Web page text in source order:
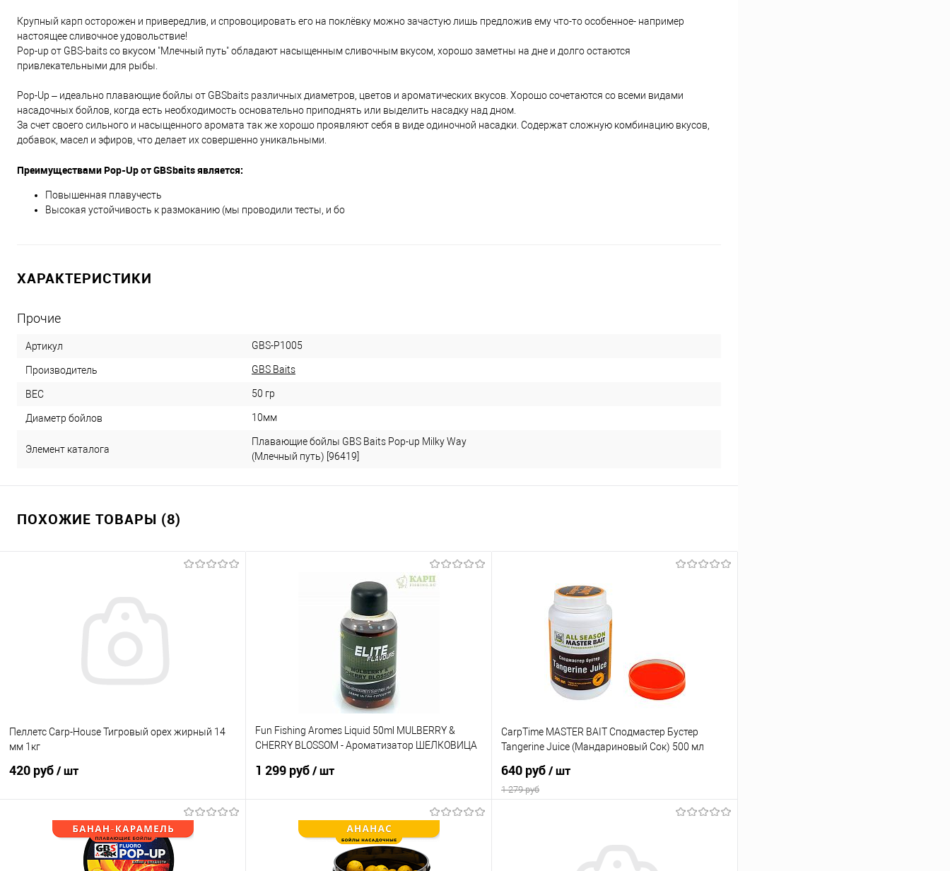
Крупный карп осторожен и привередлив, и спровоцировать его на поклёвку можно зачастую лишь предложив ему что-то особенное- например
настоящее сливочное удовольствие!
Pop-up от GBS-baits со вкусом "Млечный путь" обладают насыщенным сливочным вкусом, хорошо заметны на дне и долго остаются
привлекательными для рыбы.
Pop-Up – идеально плавающие бойлы от GBSbaits различных диаметров, цветов и ароматических вкусов. Хорошо сочетаются со всеми видами
насадочных бойлов, когда есть необходимость основательно приподнять или выделить насадку над дном.
За счет своего сильного и насыщенного аромата так же хорошо проявляют себя в виде одиночной насадки. Содержат сложную комбинацию вкусов,
добавок, масел и эфиров, что делает их совершенно уникальными.
Преимуществами Pop-Up от GBSbaits является:
Повышенная плавучесть
Высокая устойчивость к размоканию (мы проводили тесты, и бо
ХАРАКТЕРИСТИКИ
Прочие
Артикул GBS-P1005
Производитель GBS Baits
ВЕС 50 гр
Диаметр бойлов 10мм
Элемент каталога
Плавающие бойлы GBS Baits Pop-up Milky Way
(Млечный путь) [96419]
ПОХОЖИЕ ТОВАРЫ (8)
Пеллетс Carp-House Тигровый орех жирный 14
мм 1кг
420 руб/ шт
В корзину
Сравнение
Fun Fishing Aromes Liquid 50ml MULBERRY &
CHERRY BLOSSOM - Ароматизатор ШЕЛКОВИЦА
1 299 руб/ шт
В корзину
Сравнение
CarpTime MASTER BAIT Сподмастер Бустер
Tangerine Juice (Мандариновый Сок) 500 мл
640 руб/ шт
1 279 руб